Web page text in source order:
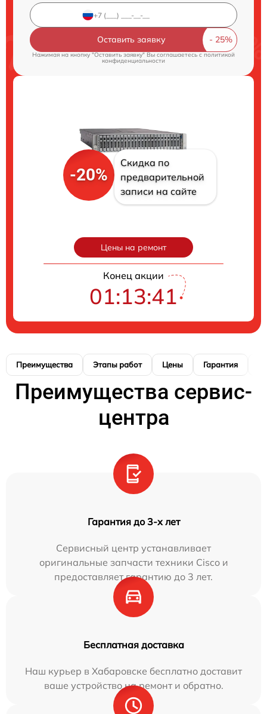
Оставить заявку
Нажимая на кнопку "Оставить заявку" Вы соглашаетесь cполитикой
конфиденциальности
-20%
Скидка по
предварительной
записи на сайте
Цены на ремонт
Конец акции
01:13:40
Преимущества Этапы работ Цены Гарантия
Преимущества сервис-
центра
Гарантия до 3-х лет
Сервисный центр устанавливает
оригинальные запчасти техники Cisco и
предоставляет гарантию до 3 лет.
Бесплатная доставка
Наш курьер в Хабаровске бесплатно доставит
ваше устройство на ремонт и обратно.